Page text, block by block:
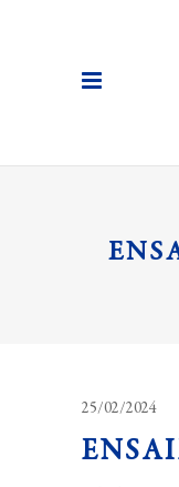
25/02/2024